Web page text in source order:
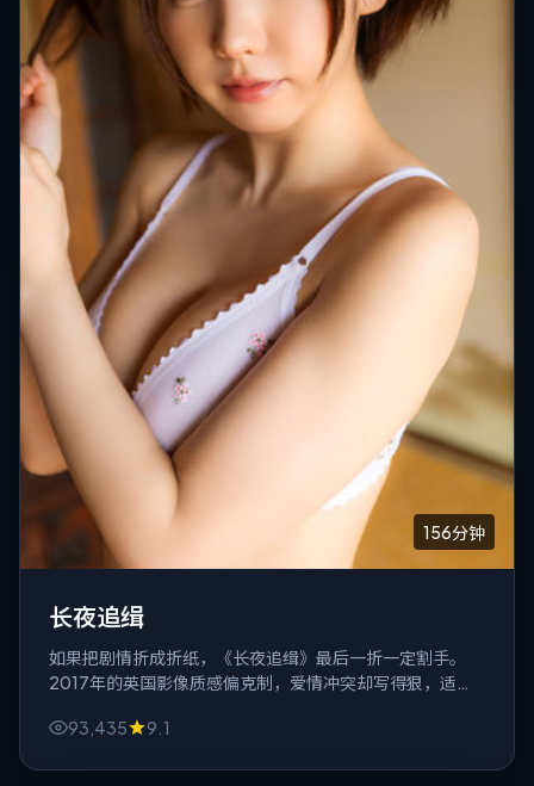
156分钟
长夜追缉
如果把剧情折成折纸，《长夜追缉》最后一折一定割手。
2017年的英国影像质感偏克制，爱情冲突却写得狠，适合
93,435
9.1